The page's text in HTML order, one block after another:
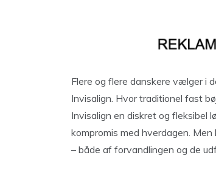
Flere og flere danskere vælger i
Invisalign. Hvor traditionel fast
Invisalign en diskret og fleksibel
kompromis med hverdagen.
– både af forvandlingen og de